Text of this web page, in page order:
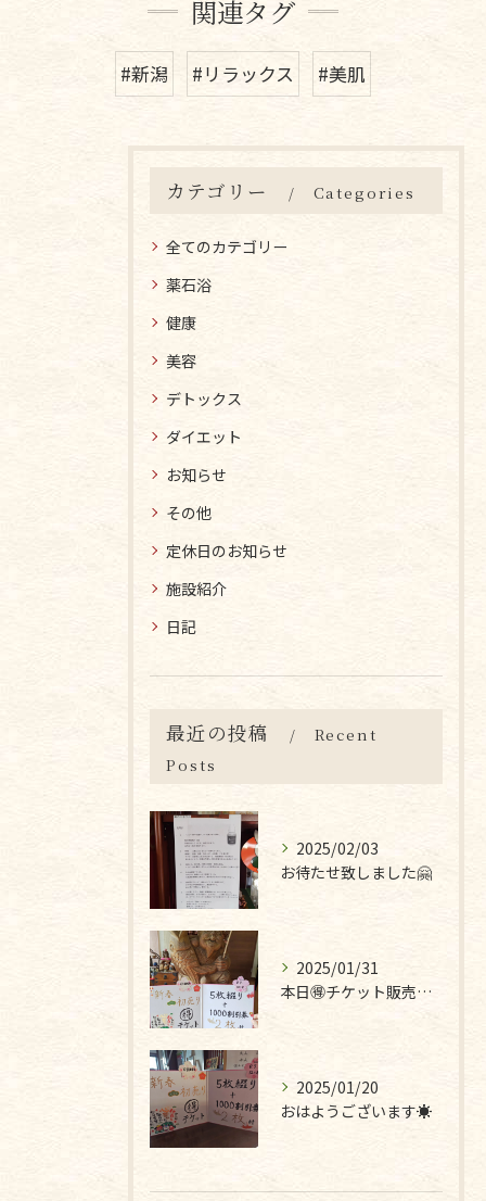
関連タグ
#新潟 #リラックス #美肌
カテゴリー Categories
全てのカテゴリー
薬石浴
健康
美容
デトックス
ダイエット
お知らせ
その他
定休日のお知らせ
施設紹介
日記
最近の投稿
Recent
Posts
2025/02/03
お待たせ致しました🤗
2025/01/31
本日🉐チケット販売最終日です❣
2025/01/20
おはようございます☀